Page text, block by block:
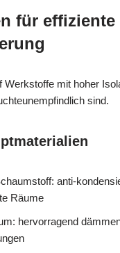
für effiziente
Werkstoffe mit hoher
sind.
anti-
Räume
hervorragend